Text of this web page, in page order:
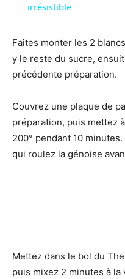
irrésistible
Faites monter les 2
y le reste du sucre,
précédente préparation.
Couvrez une plaque de
préparation, puis mettez
200° pendant 10
qui roulez la génoise
Mettez dans le bol du
puis mixez 2 minutes à